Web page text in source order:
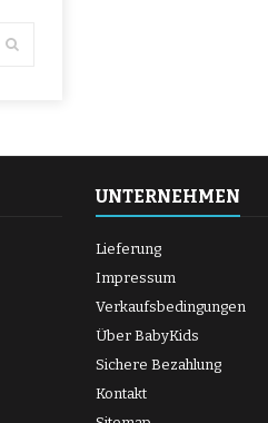
UNTERNEHMEN
Lieferung
Impressum
Verkaufsbedingungen
Über BabyKids
Sichere Bezahlung
Kontakt